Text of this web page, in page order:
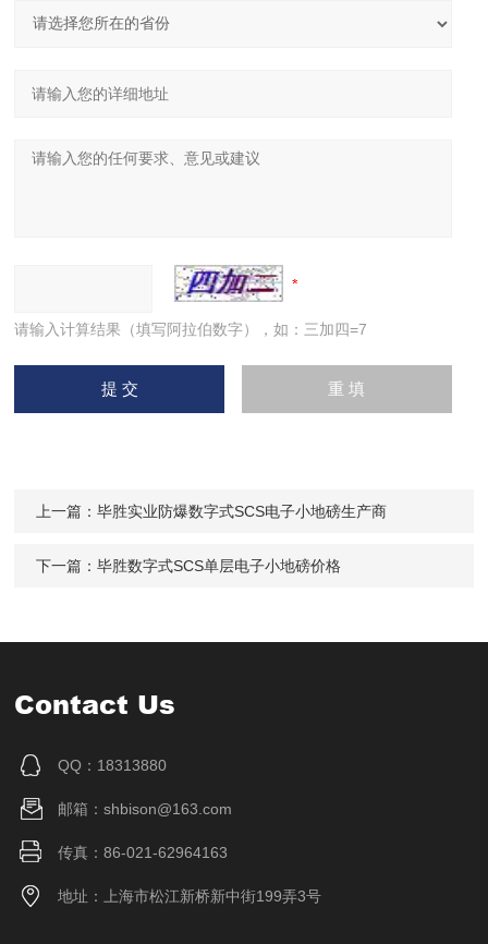
请输入计算结果（填写阿拉伯数字），如：三加四=7
上一篇：毕胜实业防爆数字式SCS电子小地磅生产商
下一篇：毕胜数字式SCS单层电子小地磅价格
Contact Us
QQ：18313880
邮箱：shbison@163.com
传真：86-021-62964163
地址：上海市松江新桥新中街199弄3号